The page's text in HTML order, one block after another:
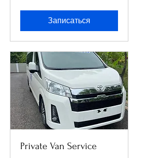
Записаться
Private Van Service